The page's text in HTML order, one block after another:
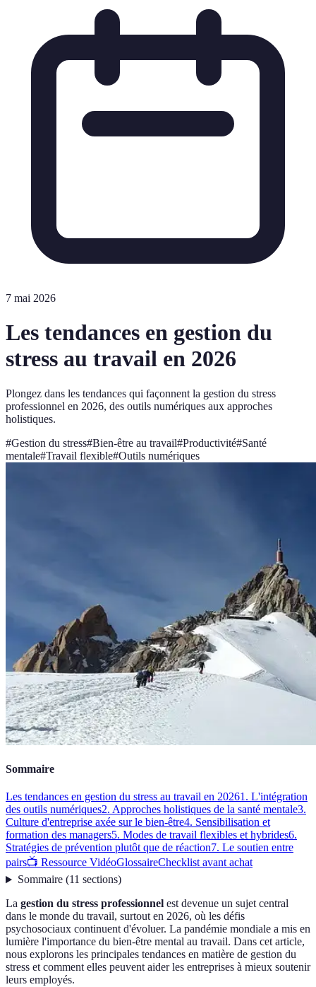
7 mai 2026
Les tendances en gestion du
stress au travail en 2026
Plongez dans les tendances qui façonnent la gestion du stress
professionnel en 2026, des outils numériques aux approches
holistiques.
#Gestion du stress#Bien-être au travail#Productivité#Santé
mentale#Travail flexible#Outils numériques
Sommaire
Les tendances en gestion du stress au travail en 20261. L'intégration
des outils numériques2. Approches holistiques de la santé mentale3.
Culture d'entreprise axée sur le bien-être4. Sensibilisation et
formation des managers5. Modes de travail flexibles et hybrides6.
Stratégies de prévention plutôt que de réaction7. Le soutien entre
pairs📺 Ressource VidéoGlossaireChecklist avant achat
Sommaire(11 sections)
La gestion du stress professionnel est devenue un sujet central
dans le monde du travail, surtout en 2026, où les défis
psychosociaux continuent d'évoluer. La pandémie mondiale a mis en
lumière l'importance du bien-être mental au travail. Dans cet article,
nous explorons les principales tendances en matière de gestion du
stress et comment elles peuvent aider les entreprises à mieux soutenir
leurs employés.